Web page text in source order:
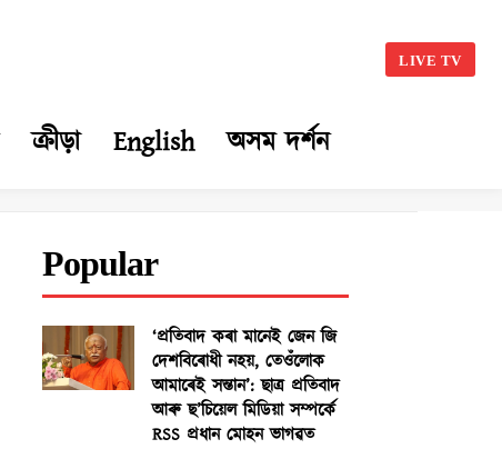
LIVE TV
ক্ৰীড়া English অসম দৰ্শন
Popular
‘প্ৰতিবাদ কৰা মানেই জেন জি
দেশবিৰোধী নহয়, তেওঁলোক
আমাৰেই সন্তান’: ছাত্ৰ প্ৰতিবাদ
আৰু ছ’চিয়েল মিডিয়া সম্পৰ্কে
RSS প্ৰধান মোহন ভাগৱত